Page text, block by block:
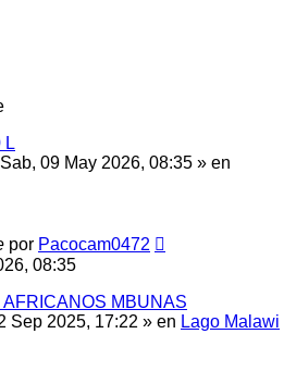
L
Sab, 09 May 2026, 08:35 » en
por Pacocam0472
08:35
MBUNAS
Sep 2025, 17:22 » en Lago Malawi